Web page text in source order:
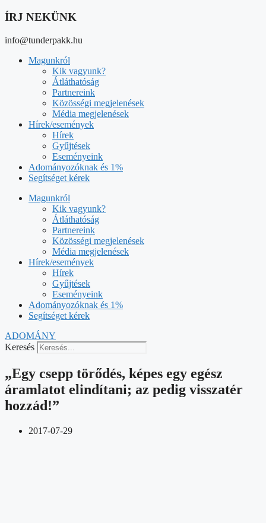
ÍRJ NEKÜNK
info@tunderpakk.hu
Magunkról
Kik vagyunk?
Átláthatóság
Partnereink
Közösségi megjelenések
Média megjelenések
Hírek/események
Hírek
Gyűjtések
Eseményeink
Adományozóknak és 1%
Segítséget kérek
Magunkról
Kik vagyunk?
Átláthatóság
Partnereink
Közösségi megjelenések
Média megjelenések
Hírek/események
Hírek
Gyűjtések
Eseményeink
Adományozóknak és 1%
Segítséget kérek
ADOMÁNY
Keresés
„Egy csepp törődés, képes egy egész
áramlatot elindítani; az pedig visszatér
hozzád!”
2017-07-29